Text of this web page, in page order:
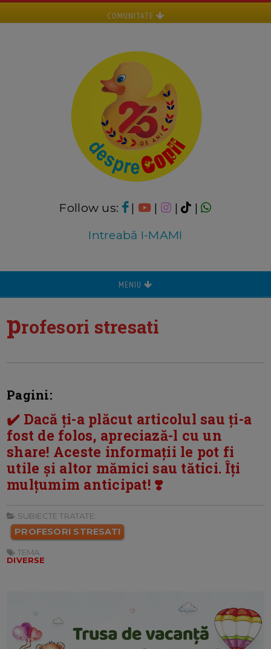
COMUNITATE
Follow us: | | |
|
Intreabă I-MAMI
MENIU
profesori stresati
Pagini:
✔️ Dacă ți-a plăcut articolul sau ți-a
fost de folos, apreciază-l cu un
share! Aceste informații le pot fi
utile și altor mămici sau tătici. Îți
mulțumim anticipat! ❣️
SUBIECTE TRATATE:
PROFESORI STRESATI
TEMA:
DIVERSE